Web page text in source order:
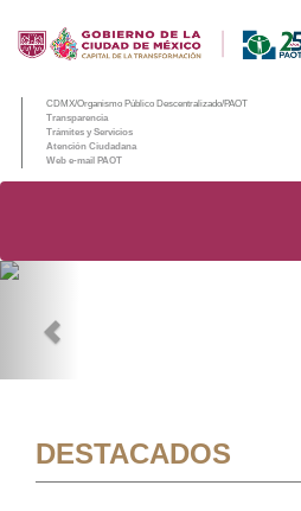
CDMX/Organismo Público Descentralizado/PAOT
Transparencia
Trámites y Servicios
Atención Ciudadana
Web e-mail PAOT
DESTACADOS